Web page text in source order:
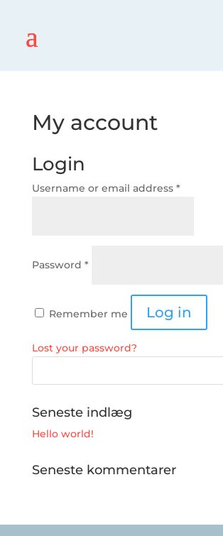
My account
Login
Username or email address *
Password *
Remember me Log in
Lost your password?
Seneste indlæg
Hello world!
Seneste kommentarer